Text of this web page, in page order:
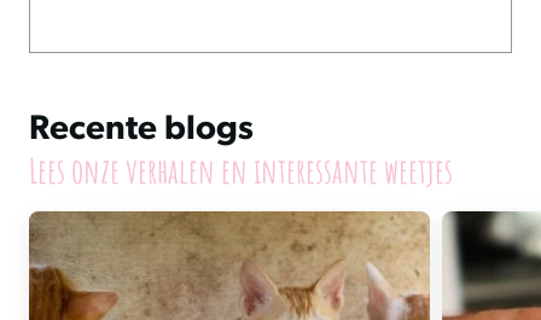
Recente blogs
Lees onze verhalen en interessante weetjes